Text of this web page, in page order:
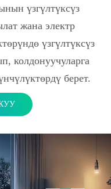
үзгүлтүксүз
жана электр
үзгүлтүксүз
колдонуучуларга
берет.